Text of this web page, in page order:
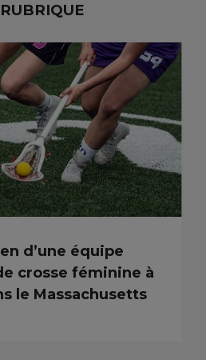
d’une équipe
crosse féminine à
le Massachusetts